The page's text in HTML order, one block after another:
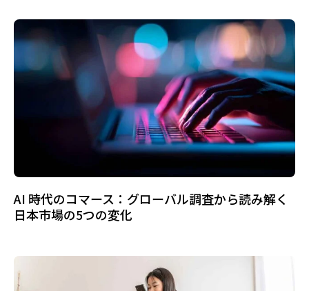
AI 時代のコマース：グローバル調査から読み解く
日本市場の5つの変化